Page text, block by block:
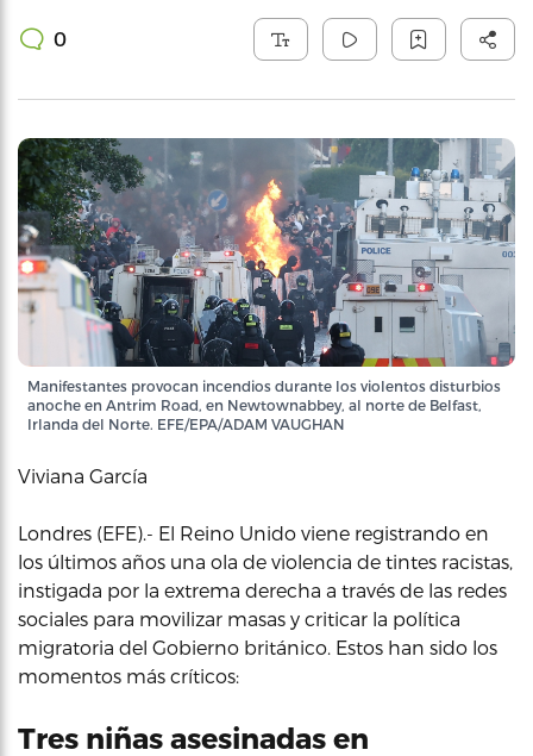
0
Manifestantes provocan incendios durante los violentos disturbios
anoche en Antrim Road, en Newtownabbey, al norte de Belfast,
Irlanda del Norte. EFE/EPA/ADAM VAUGHAN
Viviana García
Londres (EFE).- El Reino Unido viene registrando en
los últimos años una ola de violencia de tintes racistas,
instigada por la extrema derecha a través de las redes
sociales para movilizar masas y criticar la política
migratoria del Gobierno británico. Estos han sido los
momentos más críticos:
Tres niñas asesinadas en